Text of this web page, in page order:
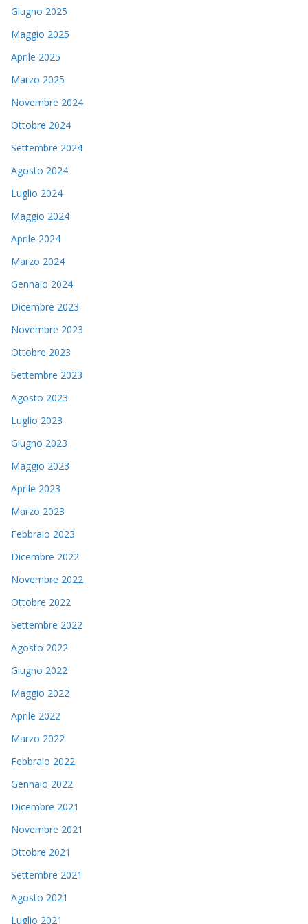
Giugno 2025
Maggio 2025
Aprile 2025
Marzo 2025
Novembre 2024
Ottobre 2024
Settembre 2024
Agosto 2024
Luglio 2024
Maggio 2024
Aprile 2024
Marzo 2024
Gennaio 2024
Dicembre 2023
Novembre 2023
Ottobre 2023
Settembre 2023
Agosto 2023
Luglio 2023
Giugno 2023
Maggio 2023
Aprile 2023
Marzo 2023
Febbraio 2023
Dicembre 2022
Novembre 2022
Ottobre 2022
Settembre 2022
Agosto 2022
Giugno 2022
Maggio 2022
Aprile 2022
Marzo 2022
Febbraio 2022
Gennaio 2022
Dicembre 2021
Novembre 2021
Ottobre 2021
Settembre 2021
Agosto 2021
Luglio 2021